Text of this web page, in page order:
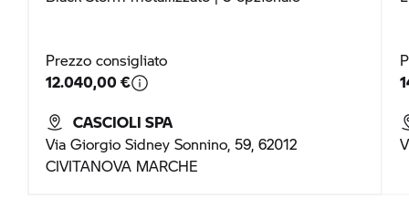
Prezzo consigliato
12.040,00 €
CASCIOLI SPA
Via Giorgio Sidney Sonnino, 59, 62012
CIVITANOVA MARCHE